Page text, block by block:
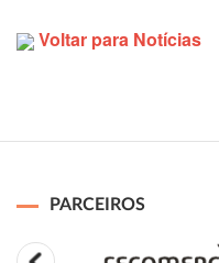
Voltar para Notícias
PARCEIROS